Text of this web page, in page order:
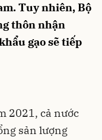
Tuy nhiên, Bộ
thôn nhận
gạo sẽ tiếp
2021, cả nước
sản lượng